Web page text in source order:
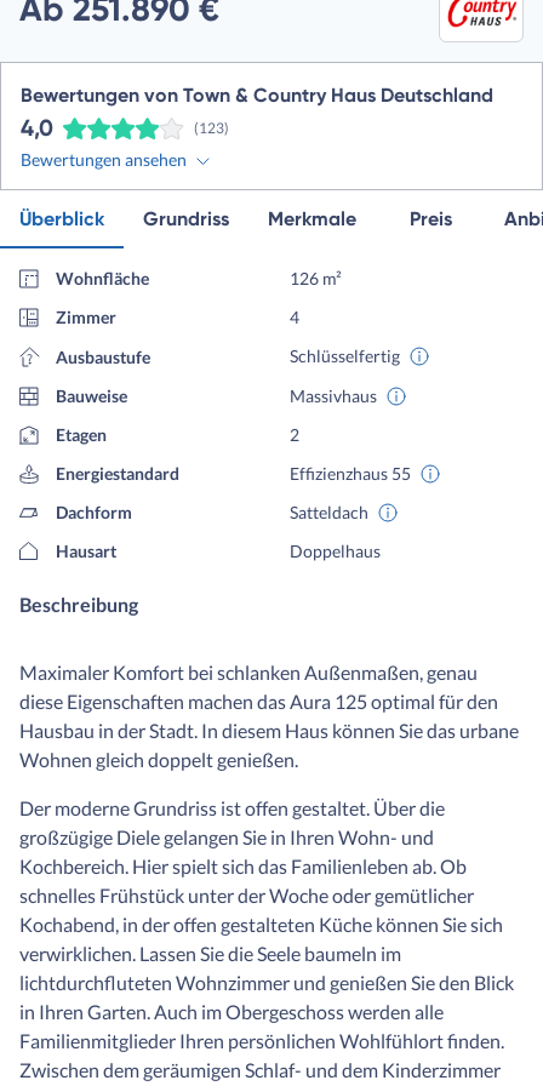
Ab 251.890 €
Bewertungen von Town & Country Haus Deutschland
4,0 (123)
Bewertungen ansehen
Überblick Grundriss Merkmale Preis
Wohnfläche
126 m²
Zimmer
4
Ausbaustufe
Schlüsselfertig
Bauweise
Massivhaus
Etagen
2
Energiestandard
Effizienzhaus 55
Dachform
Satteldach
Hausart
Doppelhaus
Beschreibung
Maximaler Komfort bei schlanken Außenmaßen, genau
diese Eigenschaften machen das Aura 125 optimal für den
Hausbau in der Stadt. In diesem Haus können Sie das urbane
Wohnen gleich doppelt genießen.
Der moderne Grundriss ist offen gestaltet. Über die
großzügige Diele gelangen Sie in Ihren Wohn- und
Kochbereich. Hier spielt sich das Familienleben ab. Ob
schnelles Frühstück unter der Woche oder gemütlicher
Kochabend, in der offen gestalteten Küche können Sie sich
verwirklichen. Lassen Sie die Seele baumeln im
lichtdurchfluteten Wohnzimmer und genießen Sie den Blick
in Ihren Garten. Auch im Obergeschoss werden alle
Familienmitglieder Ihren persönlichen Wohlfühlort finden.
Zwischen dem geräumigen Schlaf- und dem Kinderzimmer